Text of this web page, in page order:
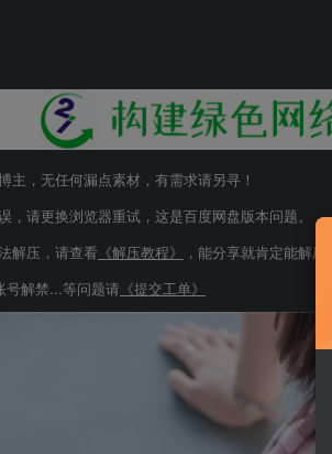
主，无任何漏点素材，有需求请另寻！
，请更换浏览器重试，这是百度网盘版本问题。
解压，请查看 《解压教程》
，能分享就肯定能解压！
号解禁...等问题请 《提交工单》